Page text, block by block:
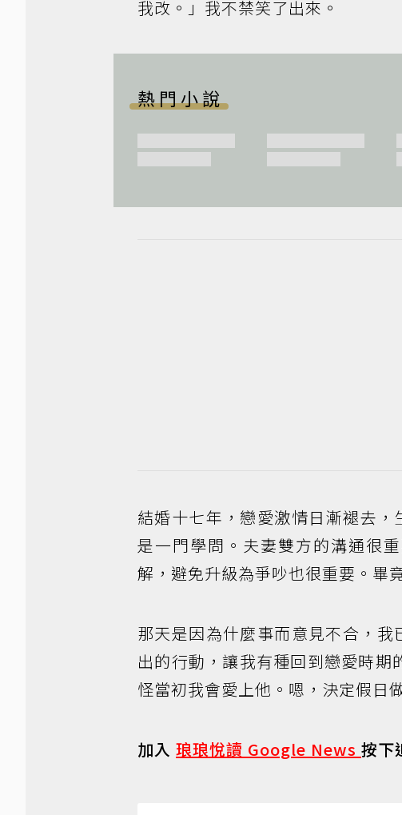
我改。」我不禁笑了出來。
熱門小說
結婚十七年，戀愛激情日漸褪去
是一門學問。夫妻雙方的溝通很
解，避免升級為爭吵也很重要。畢
那天是因為什麼事而意見不合，
出的行動，讓我有種回到戀愛時
怪當初我會愛上他。嗯，決定假日
加入 琅琅悅讀 Google News 按下